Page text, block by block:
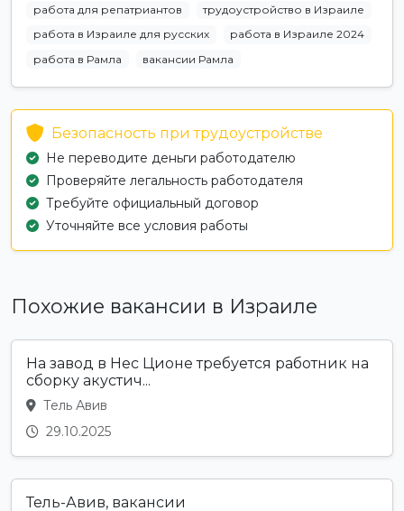
работа для репатриантов
трудоустройство в Израиле
работа в Израиле для русских
работа в Израиле 2024
работа в Рамла
вакансии Рамла
Безопасность при трудоустройстве
Не переводите деньги работодателю
Проверяйте легальность работодателя
Требуйте официальный договор
Уточняйте все условия работы
Похожие вакансии в Израиле
На завод в Нес Ционе требуется работник на
сборку акустич...
Тель Авив
29.10.2025
Тель-Авив, вакансии